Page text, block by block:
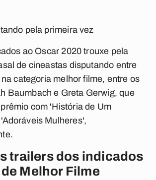
pela primeira vez
ao Oscar 2020 trouxe pela
de cineastas disputando entre
categoria melhor filme, entre os
Baumbach e Greta Gerwig, que
com 'História de Um
Mulheres',
trailers dos indicados
Melhor Filme